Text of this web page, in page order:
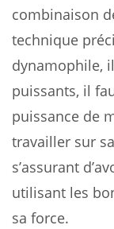
combinaison
technique
dynamophile,
puissants, il
puissance de
travailler sur
s’assurant
utilisant les
sa force.